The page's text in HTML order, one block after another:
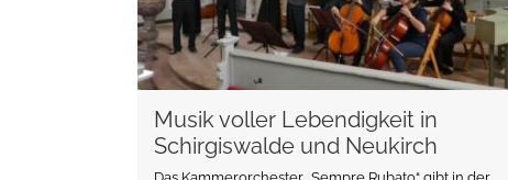
Musik voller Lebendigkeit in
Schirgiswalde und Neukirch